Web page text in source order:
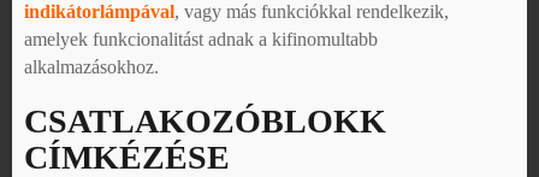
indikátorlámpával, vagy más funkciókkal rendelkezik,
amelyek funkcionalitást adnak a kifinomultabb
alkalmazásokhoz.
CSATLAKOZÓBLOKK
CÍMKÉZÉSE